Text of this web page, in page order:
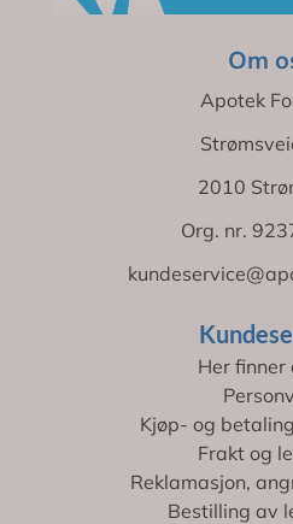
Om
Apotek
2010
Org. nr.
Her finner
Kjøp- og
Frakt og
Reklamasjon,
Bestilling av